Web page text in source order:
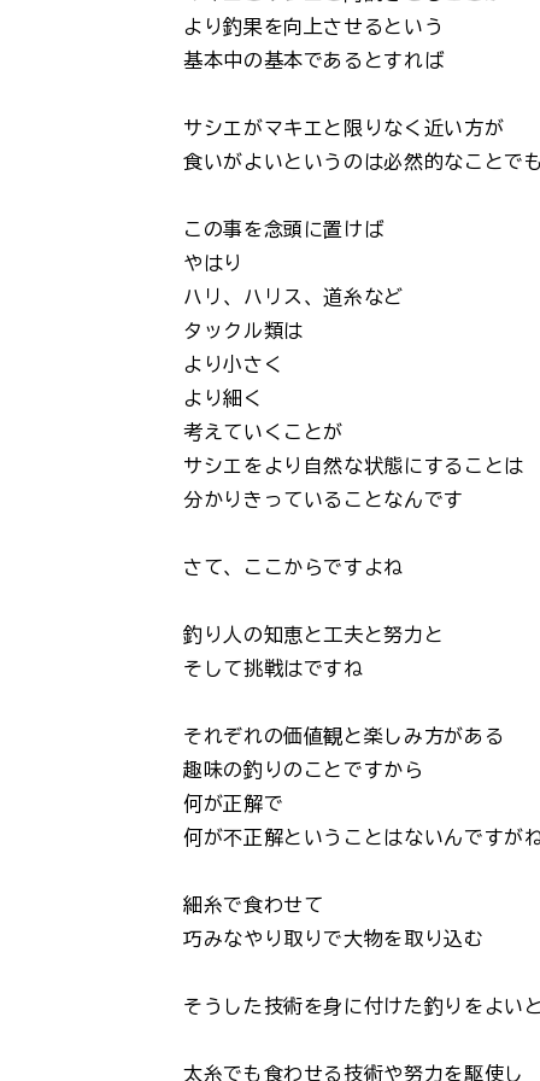
より釣果を向上させるという
基本中の基本であるとすれば
サシエがマキエと限りなく近い方が
食いがよいというのは必然的なことで
この事を念頭に置けば
やはり
ハリ、ハリス、道糸など
タックル類は
より小さく
より細く
考えていくことが
サシエをより自然な状態にすることは
分かりきっていることなんです
さて、ここからですよね
釣り人の知恵と工夫と努力と
そして挑戦はですね
それぞれの価値観と楽しみ方がある
趣味の釣りのことですから
何が正解で
何が不正解ということはないんですが
細糸で食わせて
巧みなやり取りで大物を取り込む
そうした技術を身に付けた釣りをよい
太糸でも食わせる技術や努力を駆使し